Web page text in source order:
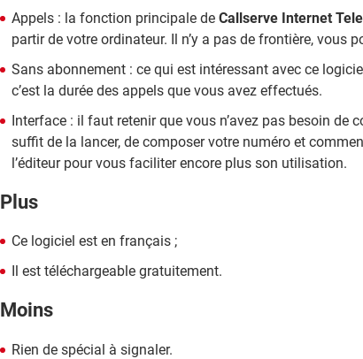
Appels : la fonction principale de Callserve Internet
partir de votre ordinateur. Il n’y a pas de frontière, vous
Sans abonnement : ce qui est intéressant avec ce
c’est la durée des appels que vous avez effectués.
Interface : il faut retenir que vous n’avez pas besoin
suffit de la lancer, de composer votre numéro et
l’éditeur pour vous faciliter encore plus son utilisation.
Plus
Ce logiciel est en français ;
Il est téléchargeable gratuitement.
Moins
Rien de spécial à signaler.